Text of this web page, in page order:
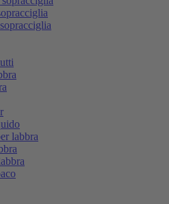
labbra